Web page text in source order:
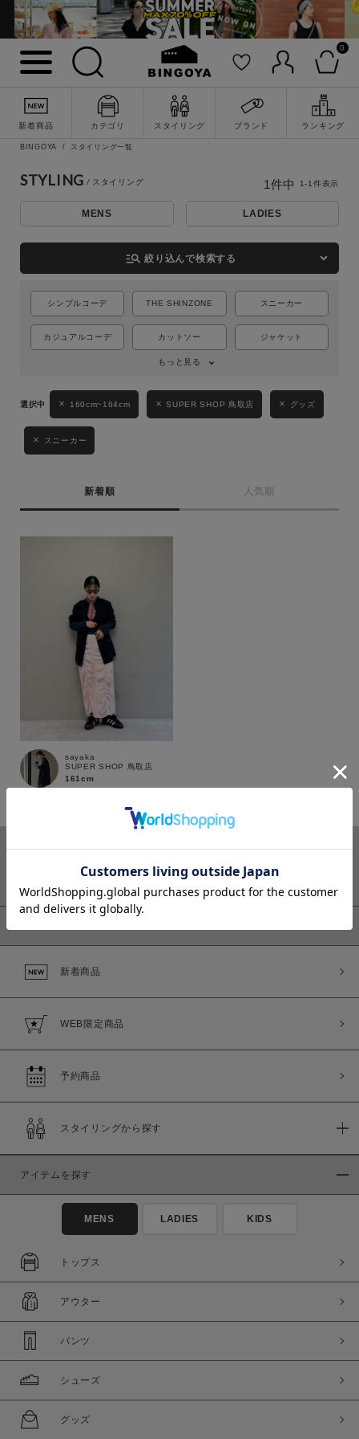
0
新着商品 カテゴリ スタイリング ブランド ランキング
詳細検索
キーワード
MENS LADIES KIDS
カテゴリ
商品タイプ
セール価格
在庫
BINGOYA スタイリング一覧
STYLING
MENS LADIES
manage_search 絞り込んで検索する
シンプルコーデ THE SHINZONE スニーカー
カジュアルコーデ カットソー ジャケット
もっと見る
160cm~164cm SUPER SHOP 鳥取店 グッズ
スニーカー
新着順 人気順
1 件中 1-1件表示
sayaka
SUPER SHOP 鳥取店
161cm
新着商品
WEB限定商品
予約商品
スタイリングから探す
アイテムを探す
MENS LADIES KIDS
トップス
アウター
パンツ
シューズ
グッズ